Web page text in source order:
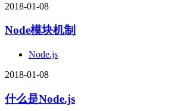
2018-01-08
Node模块机制
Node.js
2018-01-08
什么是Node.js